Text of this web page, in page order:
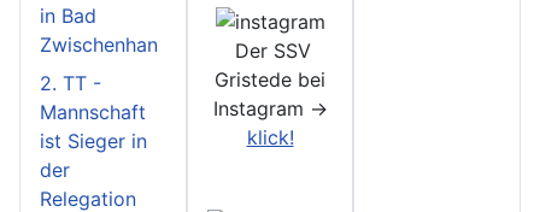
in Bad
Zwischenhan
2. TT -
Mannschaft
ist Sieger in
der
Relegation
Der SSV
Gristede bei
Instagram ->
klick!